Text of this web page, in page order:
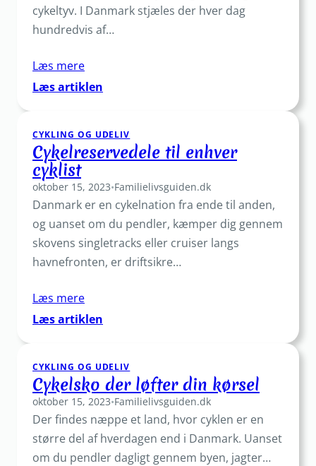
cykeltyv. I Danmark stjæles der hver dag
hundredvis af…
Læs mere
Læs artiklen
den
bedste
til
din
cykel
CYKLING OG UDELIV
Cykelreservedele til enhver
cyklist
oktober 15, 2023•Familielivsguiden.dk
Danmark er en cykelnation fra ende til anden,
og uanset om du pendler, kæmper dig gennem
skovens singletracks eller cruiser langs
havnefronten, er driftsikre…
Læs mere
Læs artiklen
enhver
cyklist
CYKLING OG UDELIV
Cykelsko der løfter din kørsel
oktober 15, 2023•Familielivsguiden.dk
Der findes næppe et land, hvor cyklen er en
større del af hverdagen end i Danmark. Uanset
om du pendler dagligt gennem byen, jagter…